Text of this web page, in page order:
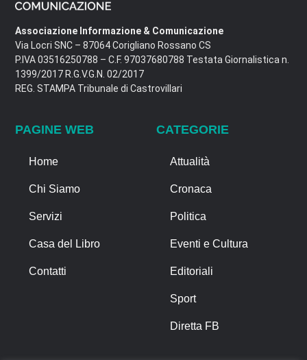
Associazione Informazione & Comunicazione
Via Locri SNC – 87064 Corigliano Rossano CS
P.IVA 03516250788 – C.F. 97037680788 Testata Giornalistica n.
1399/2017 R.G.V.G.N. 02/2017
REG. STAMPA Tribunale di Castrovillari
PAGINE WEB
Home
Chi Siamo
Servizi
Casa del Libro
Contatti
CATEGORIE
Attualità
Cronaca
Politica
Eventi e Cultura
Editoriali
Sport
Diretta FB